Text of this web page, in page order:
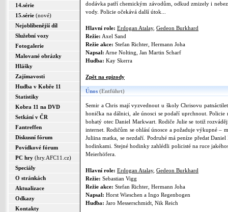
14.série
15.série (nové)
Nejoblíbenější díl
Služební vozy
Fotogalerie
Malované obrázky
Hlášky
Zajímavosti
Hudba v Kobře 11
Statistiky
Kobra 11 na DVD
Setkání v ČR
Fantreffen
Diskusní fórum
Povídkové fórum
PC hry (hry.AFC11.cz)
Speciály
O stránkách
Aktualizace
Odkazy
Kontakty
dodávka patří chemickým závodům, odkud zmizely i
vody. Policie očekává další útok...
Hlavní role: Erdogan Atalay, Gedeon Burkhard
Režie: Axel Sand
Režie akce: Stefan Richter, Hermann Joha
Napsal: Arne Nolting, Jan Martin Scharf
Hudba: Kay Skerra
Zpět na epizody
Únos (Entführt)
Semir a Chris mají vyzvednout u školy Chrisovu
honička na dálnici, ale únosci se podaří uprchnout.
bohatý otec Daniel Markwart. Rodiče Julie se totiž
internet. Rodičům se ohlásí únosce a požaduje výkupné –
Juliina matka, se nezdaří. Podruhé má peníze předat
hodinkami. Stejné hodinky zahlédli policisté na ruce
Meierhöfera.
Hlavní role: Erdogan Atalay, Gedeon Burkhard
Režie: Sebastian Vigg
Režie akce: Stefan Richter, Hermann Joha
Napsal: Horst Wieschen a Ingo Regenbogen
Hudba: Jaro Messerschmidt, Nik Reich